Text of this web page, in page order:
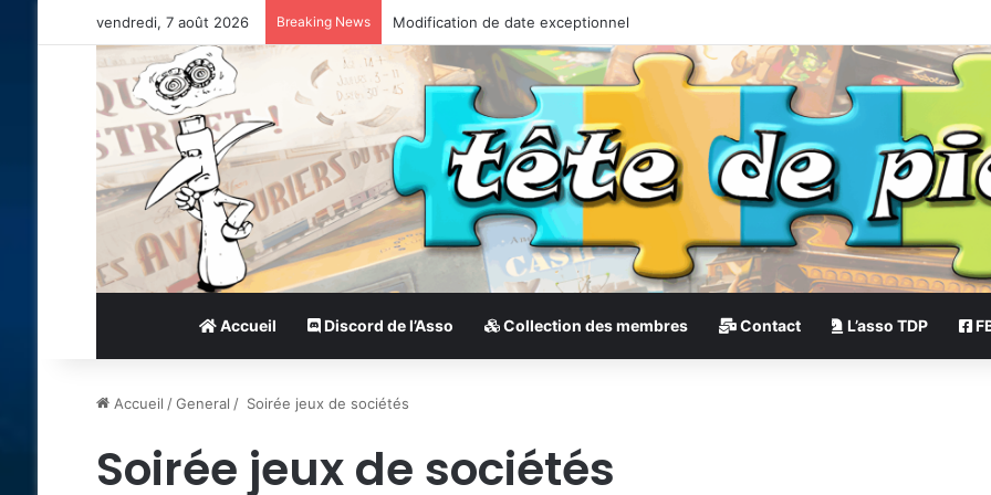
vendredi, 7 août 2026 Breaking News Modification de date exceptionnel
Accueil Discord de l’Asso Collection des membres Contact L’asso TDP
Accueil /General / Soirée jeux de sociétés
Soirée jeux de sociétés